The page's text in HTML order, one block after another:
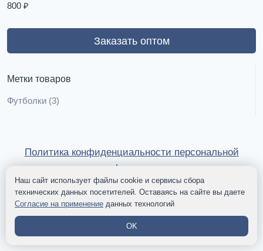
800 ₽
Заказать оптом
Метки товаров
Футболки (3)
Политика конфиденциальности персональной
информации
© 2026 ВОЕННЫЙ ТРИКОТАЖ ТИТАН-Р - Тема для
WordPress отKadence WP
Наш сайт использует файлы cookie и сервисы сбора
технических данных посетителей. Оставаясь на сайте вы даете
Согласие на применение данных технологий
OK